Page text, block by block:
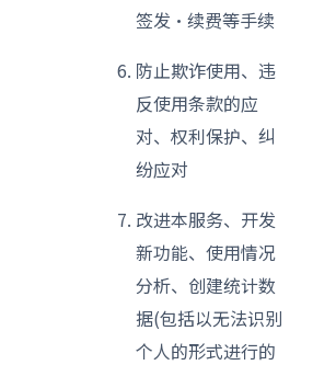
签发·续费等手续
防止欺诈使用、违
反使用条款的应
对、权利保护、纠
纷应对
改进本服务、开发
新功能、使用情况
分析、创建统计数
据(包括以无法识别
个人的形式进行的